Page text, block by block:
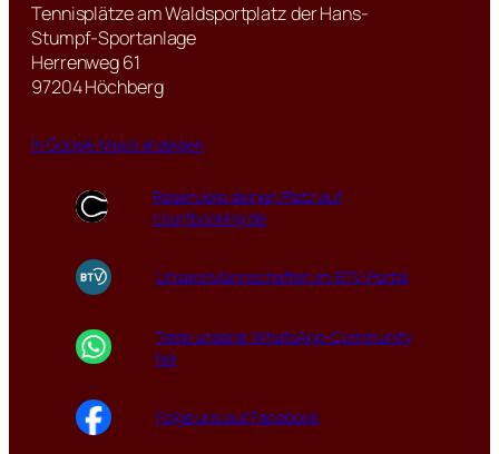
Tennisplätze am Waldsportplatz der Hans-
Stumpf-Sportanlage
Herrenweg 61
97204 Höchberg
In Google Maps anzeigen
Reserviere deinen Platz auf
courtbooking.de
Unsere Mannschaften im BTV-Portal
Trete unserer WhatsApp-Community
bei
Folge uns auf Facebook